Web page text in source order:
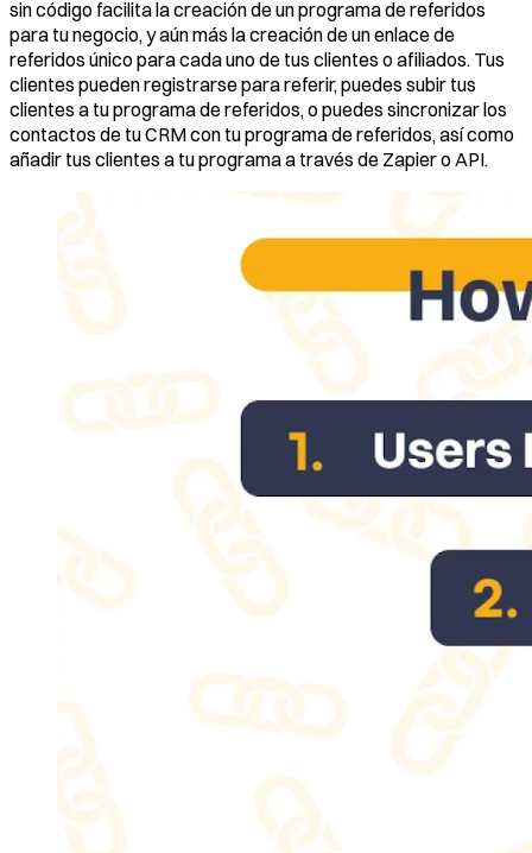
sin código facilita la creación de un programa de referidos
para tu negocio, y aún más la creación de un enlace de
referidos único para cada uno de tus clientes o afiliados. Tus
clientes pueden registrarse para referir, puedes subir tus
clientes a tu programa de referidos, o puedes sincronizar los
contactos de tu CRM con tu programa de referidos, así como
añadir tus clientes a tu programa a través de Zapier o API.